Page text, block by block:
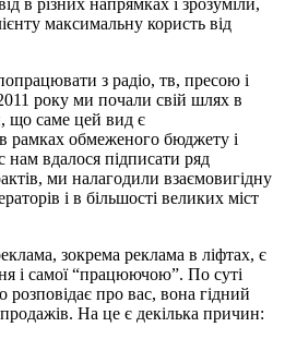
максимальну користь від
з радіо, тв, пресою і
року ми почали свій шлях в
що саме цей вид є
рамках обмеженого бюджету і
нам вдалося підписати ряд
ми налагодили взаємовигідну
і в більшості великих міст
зокрема реклама в ліфтах, є
і самої “працюючою”. По суті
розповідає про вас, вона гідний
На це є декілька причин: